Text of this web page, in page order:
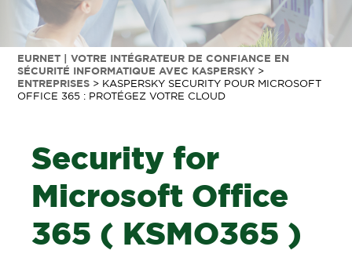
EURNET | VOTRE INTÉGRATEUR DE CONFIANCE EN
SÉCURITÉ INFORMATIQUE AVEC KASPERSKY >
ENTREPRISES > KASPERSKY SECURITY POUR MICROSOFT
OFFICE 365 : PROTÉGEZ VOTRE CLOUD
Security for
Microsoft Office
365 ( KSMO365 )